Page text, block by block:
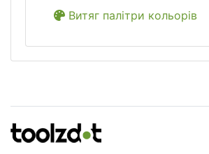
Витяг палітри кольорів